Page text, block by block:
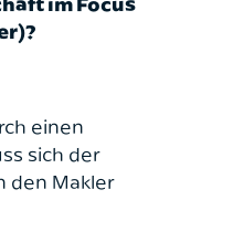
einen
sich der
den Makler